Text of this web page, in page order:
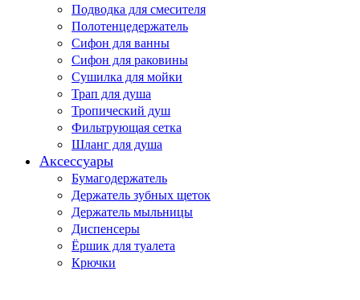
Подводка для смесителя
Полотенцедержатель
Сифон для ванны
Сифон для раковины
Сушилка для мойки
Трап для душа
Тропический душ
Фильтрующая сетка
Шланг для душа
Аксессуары
Бумагодержатель
Держатель зубных щеток
Держатель мыльницы
Диспенсеры
Ёршик для туалета
Крючки